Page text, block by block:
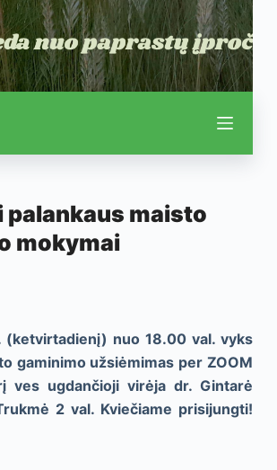
palankaus maisto
mokymai
(ketvirtadienį) nuo 18.00 val. vyks
gaminimo užsiėmimas per ZOOM
ves ugdančioji virėja dr. Gintarė
2 val. Kviečiame prisijungti!